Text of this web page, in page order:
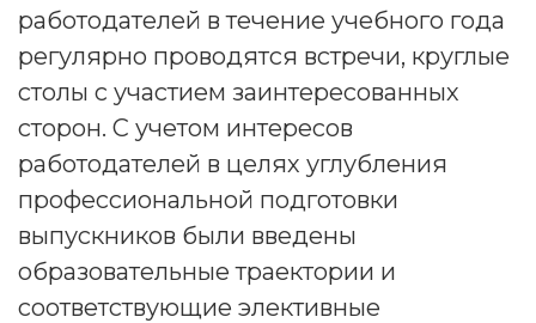
работодателей в течение учебного года
регулярно проводятся встречи, круглые
столы с участием заинтересованных
сторон. С учетом интересов
работодателей в целях углубления
профессиональной подготовки
выпускников были введены
образовательные траектории и
соответствующие элективные